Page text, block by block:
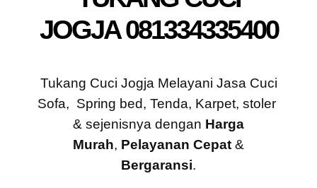
JOGJA 081334335400
Tukang Cuci Jogja Melayani Jasa Cuci
Sofa, Spring bed, Tenda, Karpet, stoler
& sejenisnya dengan Harga
Murah, Pelayanan Cepat &
Bergaransi.